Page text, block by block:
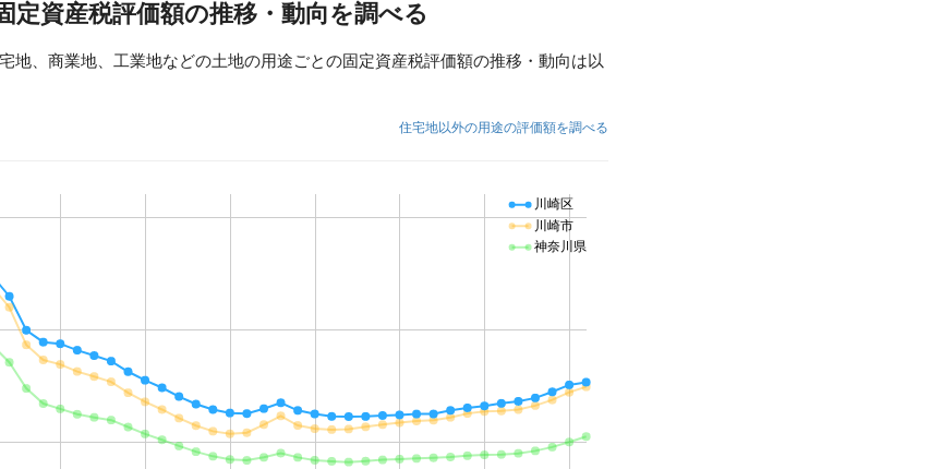
定資産税評価額の推移・動向を調べる
地、商業地、工業地などの土地の用途ごとの固定資産税評価額の推移・動向は以
住宅地以外の用途の評価額を調べる
川崎区
川崎市
神奈川県